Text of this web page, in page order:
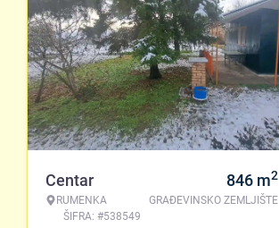
Centar
RUMENKA
ŠIFRA: #538549
846 m2
GRAĐEVINSKO ZEMLJIŠTE